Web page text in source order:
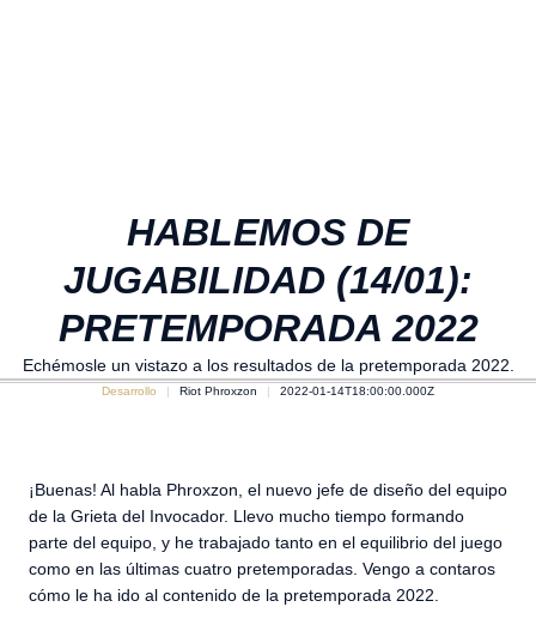
HABLEMOS DE
JUGABILIDAD (14/01):
PRETEMPORADA 2022
Echémosle un vistazo a los resultados de la pretemporada 2022.
Desarrollo Riot Phroxzon 2022-01-14T18:00:00.000Z
¡Buenas! Al habla Phroxzon, el nuevo jefe de diseño del equipo
de la Grieta del Invocador. Llevo mucho tiempo formando
parte del equipo, y he trabajado tanto en el equilibrio del juego
como en las últimas cuatro pretemporadas. Vengo a contaros
cómo le ha ido al contenido de la pretemporada 2022.